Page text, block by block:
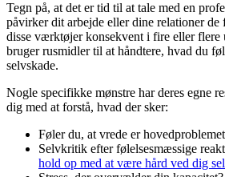
Tegn på, at det er tid til at tale med en
påvirker dit arbejde eller dine relationer de
disse værktøjer konsekvent i fire eller flere
bruger rusmidler til at håndtere, hvad du
selvskade.
Nogle specifikke mønstre har deres egne
dig med at forstå, hvad der sker:
Føler du, at vrede er
Selvkritik efter følelsesmæssige
hold op med at være hård ved dig